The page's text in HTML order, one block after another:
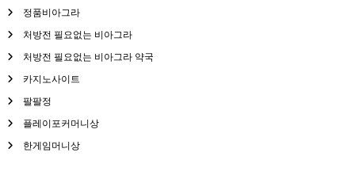
정품비아그라
처방전 필요없는 비아그라
처방전 필요없는 비아그라 약국
카지노사이트
팔팔정
플레이포커머니상
한게임머니상